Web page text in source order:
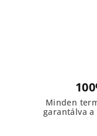
Minden
garantálva